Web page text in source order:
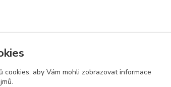
cookies, aby Vám mohli zobrazovat informace